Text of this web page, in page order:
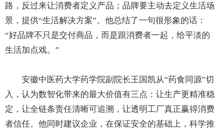
路，反过来让消费者定义产品；品牌要主动去定义生活场
景，提供“生活解决方案”。他总结了一句很形象的话：
“好品牌不只是交付商品，而是跟消费者一起，给平淡的
生活加点戏。”
安徽中医药大学药学院副院长王国凯从“药食同源”切
入，认为数智化带来的最大价值有三点：让生产更精准稳
定，让全链条责任清晰可追溯，让透明工厂真正赢得消费
者信任。他同时建议企业，在保证安全的基础上，科学推